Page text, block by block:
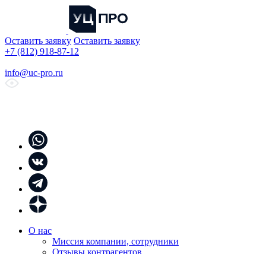
Оставить заявку Оставить заявку
+7 (812) 918-87-12
info@uc-pro.ru
О нас
Миссия компании, сотрудники
Отзывы контрагентов